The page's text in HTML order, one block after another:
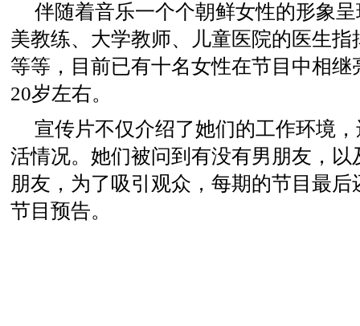
伴随着音乐一个个朝鲜女性的形象
美教练、大学教师、儿童医院的医生指
等等，目前已有十名女性在节目中相继
20岁左右。
宣传片不仅介绍了她们的工作环境
活情况。她们被问到有没有男朋友，以
朋友，为了吸引观众，每期的节目最
节目预告。